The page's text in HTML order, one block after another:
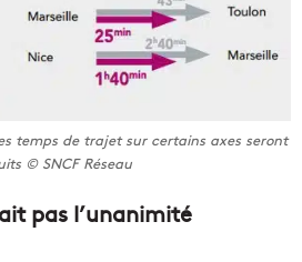
temps de trajet sur certains axes seront
© SNCF Réseau
pas l’unanimité